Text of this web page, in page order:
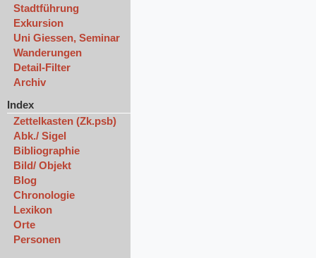
Stadtführung
Exkursion
Uni Giessen, Seminar
Wanderungen
Detail-Filter
Archiv
Index
Zettelkasten (Zk.psb)
Abk./ Sigel
Bibliographie
Bild/ Objekt
Blog
Chronologie
Lexikon
Orte
Personen